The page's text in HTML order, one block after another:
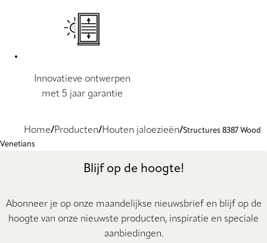
Innovatieve ontwerpen
met 5 jaar garantie
Home Producten Houten jaloezieën Structures 8387 Wood
Venetians
Blijf op de hoogte!
Abonneer je op onze maandelijkse nieuwsbrief en blijf op de
hoogte van onze nieuwste producten, inspiratie en speciale
aanbiedingen.